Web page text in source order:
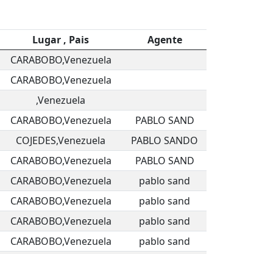
Lugar , Pais
Agente
CARABOBO,Venezuela
CARABOBO,Venezuela
,Venezuela
CARABOBO,Venezuela
PABLO SAND
COJEDES,Venezuela
PABLO SANDO
CARABOBO,Venezuela
PABLO SAND
CARABOBO,Venezuela
pablo sand
CARABOBO,Venezuela
pablo sand
CARABOBO,Venezuela
pablo sand
CARABOBO,Venezuela
pablo sand